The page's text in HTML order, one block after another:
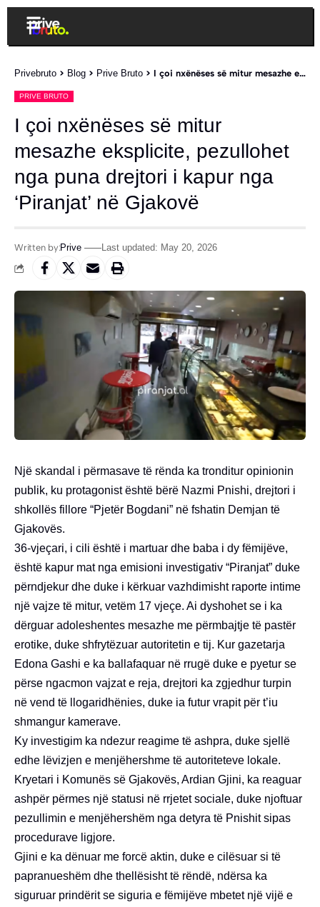
Privebruto > Blog > Prive Bruto > I çoi nxënëses së mitur mesazhe eksplicite, pezullohet nga puna drejtori i kapur nga ‘Piranjat’ në Gjakovë
PRIVE BRUTO
I çoi nxënëses së mitur
mesazhe eksplicite, pezullohet
nga puna drejtori i kapur nga
‘Piranjat’ në Gjakovë
Written by:Prive Last updated: May 20, 2026
Një skandal i përmasave të rënda ka tronditur opinionin
publik, ku protagonist është bërë Nazmi Pnishi, drejtori i
shkollës fillore “Pjetër Bogdani” në fshatin Demjan të
Gjakovës.
36-vjeçari, i cili është i martuar dhe baba i dy fëmijëve,
është kapur mat nga emisioni investigativ “Piranjat” duke
përndjekur dhe duke i kërkuar vazhdimisht raporte intime
një vajze të mitur, vetëm 17 vjeçe. Ai dyshohet se i ka
dërguar adoleshentes mesazhe me përmbajtje të pastër
erotike, duke shfrytëzuar autoritetin e tij. Kur gazetarja
Edona Gashi e ka ballafaquar në rrugë duke e pyetur se
përse ngacmon vajzat e reja, drejtori ka zgjedhur turpin
në vend të llogaridhënies, duke ia futur vrapit për t’iu
shmangur kamerave.
Ky investigim ka ndezur reagime të ashpra, duke sjellë
edhe lëvizjen e menjëhershme të autoriteteve lokale.
Kryetari i Komunës së Gjakovës, Ardian Gjini, ka reaguar
ashpër përmes një statusi në rrjetet sociale, duke njoftuar
pezullimin e menjëhershëm nga detyra të Pnishit sipas
procedurave ligjore.
Gjini e ka dënuar me forcë aktin, duke e cilësuar si të
papranueshëm dhe thellësisht të rëndë, ndërsa ka
siguruar prindërit se siguria e fëmijëve mbetet një vijë e